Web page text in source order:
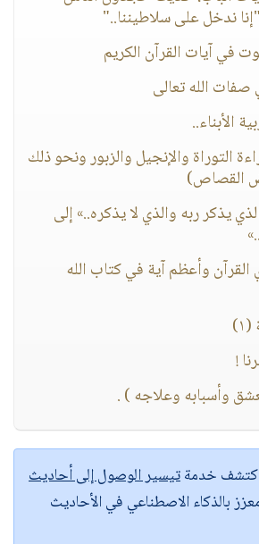
ندخل على سلاطيننا.."
في آيات القرآن الكريم
الأبناء..
التوراة والإنجيل والزبور ونحو ذلك
القصاص)
يذكر ربه والذي لا يذكره..» إلى
وأعظم آية في كتاب الله
!
وأسبابه وعلاجه ) .
خدمةتيسير الوصول إلى أحاديث
بالذكاء الاصطناعي في الأحاديث